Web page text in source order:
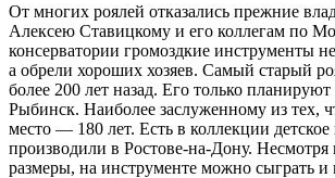
От многих роялей отказались прежние
Алексею Ставицкому и его коллегам по
консерватории громоздкие инструменты
а обрели хороших хозяев. Самый старый
более 200 лет назад. Его только планируют
Рыбинск. Наиболее заслуженному из тех,
место — 180 лет. Есть в коллекции
производили в Ростове-на-Дону. Несмотря
размеры, на инструменте можно сыграть и